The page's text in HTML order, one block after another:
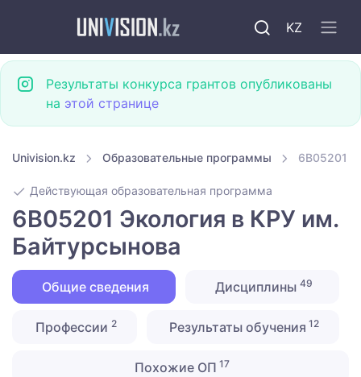
KZ
Результаты конкурса грантов опубликованы
на этой странице
Univision.kz Образовательные программы 6B05201
Действующая образовательная программа
6B05201 Экология в КРУ им.
Байтурсынова
Общие сведения Дисциплины 49
Профессии 2 Результаты обучения 12
Похожие ОП 17